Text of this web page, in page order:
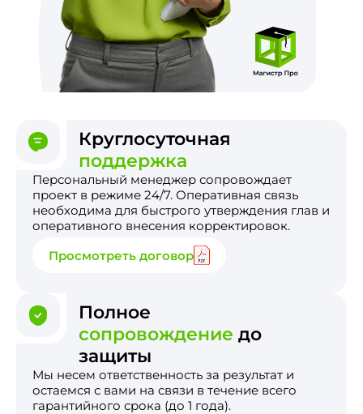
Круглосуточная
поддержка
Персональный менеджер сопровождает
проект в режиме 24/7. Оперативная связь
необходима для быстрого утверждения глав и
оперативного внесения корректировок.
Просмотреть договор
Полное
сопровождение до
защиты
Мы несем ответственность за результат и
остаемся с вами на связи в течение всего
гарантийного срока (до 1 года).